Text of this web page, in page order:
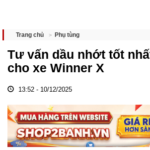
Trang chủ Phụ tùng
Tư vấn dầu nhớt tốt
cho xe Winner X
13:52 - 10/12/2025